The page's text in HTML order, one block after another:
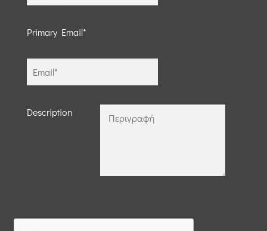
Primary Email*
Description